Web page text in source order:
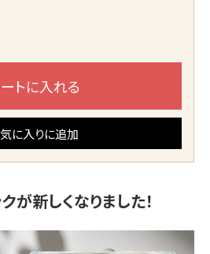
トに入れる
に入りに追加
が新しくなりました！